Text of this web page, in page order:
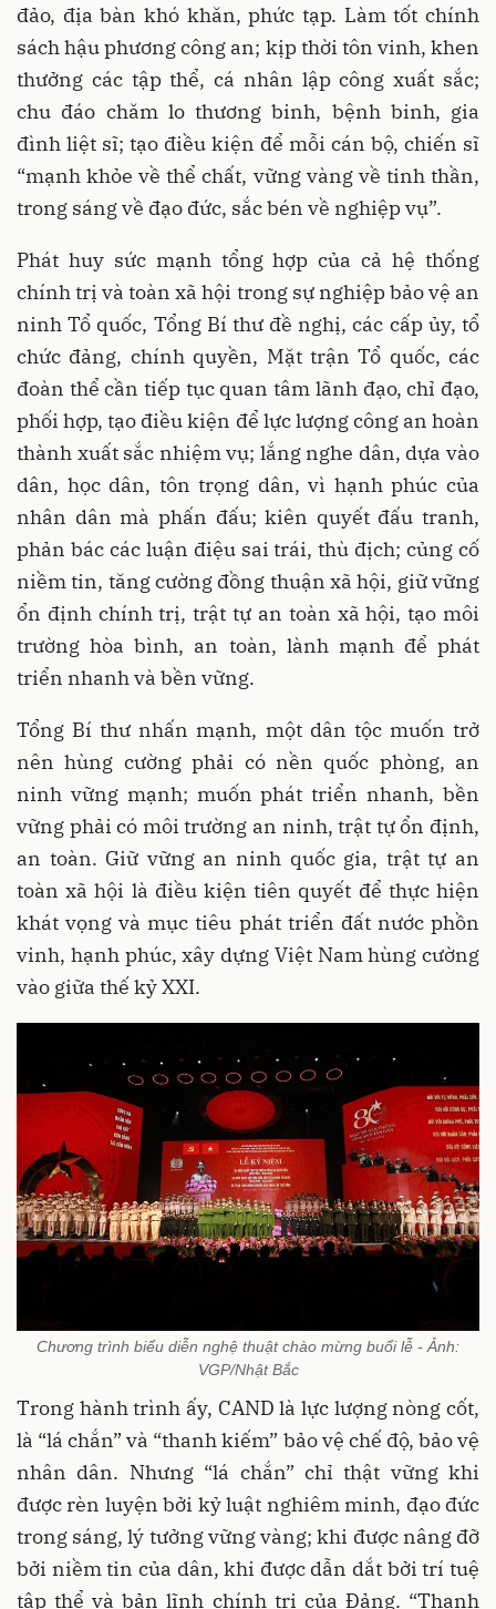
đảo, địa bàn khó khăn, phức tạp. Làm tốt chính
sách hậu phương công an; kịp thời tôn vinh, khen
thưởng các tập thể, cá nhân lập công xuất sắc;
chu đáo chăm lo thương binh, bệnh binh, gia
đình liệt sĩ; tạo điều kiện để mỗi cán bộ, chiến sĩ
“mạnh khỏe về thể chất, vững vàng về tinh thần,
trong sáng về đạo đức, sắc bén về nghiệp vụ”.
Phát huy sức mạnh tổng hợp của cả hệ thống
chính trị và toàn xã hội trong sự nghiệp bảo vệ an
ninh Tổ quốc, Tổng Bí thư đề nghị, các cấp ủy, tổ
chức đảng, chính quyền, Mặt trận Tổ quốc, các
đoàn thể cần tiếp tục quan tâm lãnh đạo, chỉ đạo,
phối hợp, tạo điều kiện để lực lượng công an hoàn
thành xuất sắc nhiệm vụ; lắng nghe dân, dựa vào
dân, học dân, tôn trọng dân, vì hạnh phúc của
nhân dân mà phấn đấu; kiên quyết đấu tranh,
phản bác các luận điệu sai trái, thù địch; củng cố
niềm tin, tăng cường đồng thuận xã hội, giữ vững
ổn định chính trị, trật tự an toàn xã hội, tạo môi
trường hòa bình, an toàn, lành mạnh để phát
triển nhanh và bền vững.
Tổng Bí thư nhấn mạnh, một dân tộc muốn trở
nên hùng cường phải có nền quốc phòng, an
ninh vững mạnh; muốn phát triển nhanh, bền
vững phải có môi trường an ninh, trật tự ổn định,
an toàn. Giữ vững an ninh quốc gia, trật tự an
toàn xã hội là điều kiện tiên quyết để thực hiện
khát vọng và mục tiêu phát triển đất nước phồn
vinh, hạnh phúc, xây dựng Việt Nam hùng cường
vào giữa thế kỷ XXI.
Chương trình biểu diễn nghệ thuật chào mừng buổi lễ - Ảnh:
VGP/Nhật Bắc
Trong hành trình ấy, CAND là lực lượng nòng cốt,
là “lá chắn” và “thanh kiếm” bảo vệ chế độ, bảo vệ
nhân dân. Nhưng “lá chắn” chỉ thật vững khi
được rèn luyện bởi kỷ luật nghiêm minh, đạo đức
trong sáng, lý tưởng vững vàng; khi được nâng đỡ
bởi niềm tin của dân, khi được dẫn dắt bởi trí tuệ
tập thể và bản lĩnh chính trị của Đảng. “Thanh